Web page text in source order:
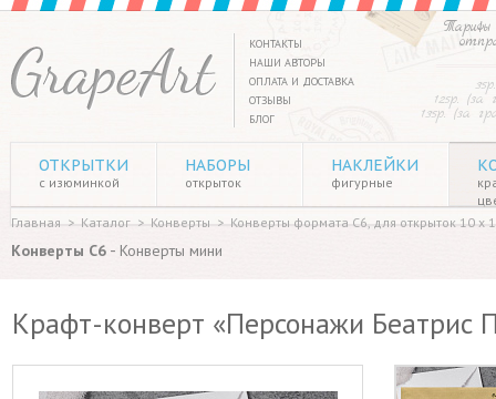
Тарифы
125р. (за
135р. (за
КОНТАКТЫ
НАШИ АВТОРЫ
ОПЛАТА И ДОСТАВКА
ОТЗЫВЫ
БЛОГ
ОТКРЫТКИ
с изюминкой
НАБОРЫ
открыток
НАКЛЕЙКИ
фигурные
Главная > Каталог > Конверты > Конверты формата C6, для открыток 10 х
Конверты C6 - Конверты мини
Крафт-конверт «Персонажи Беатрис